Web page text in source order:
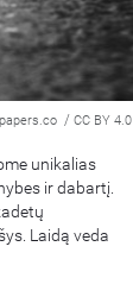
papers.co / CC BY 4.0
unikalias
ir dabartį.
Laidą veda